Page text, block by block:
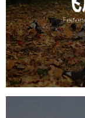
旅游休闲
智慧体育公园